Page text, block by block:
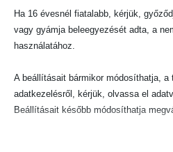
szeretnénk alkalmazni és mik a
konkrét céljaink.
szükséges, mint egy 6 hónapos
olyan megközelítések, melyekkel
hetes kortól eredményesen lehet
Ha 16 évesnél fiatalabb, kérjük,
vagy gyámja beleegyezését adta, a
használatához.
A beállításait bármikor módosíthatja, a
adatkezelésről, kérjük, olvassa el
Beállításait később módosíthatja